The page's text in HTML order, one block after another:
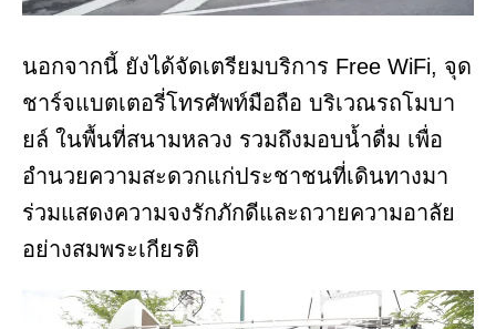
นอกจากนี้ ยังได้จัดเตรียมบริการ Free WiFi, จุด
ชาร์จแบตเตอรี่โทรศัพท์มือถือ บริเวณรถโมบา
ยล์ ในพื้นที่สนามหลวง รวมถึงมอบน้ำดื่ม เพื่อ
อำนวยความสะดวกแก่ประชาชนที่เดินทางมา
ร่วมแสดงความจงรักภักดีและถวายความอาลัย
อย่างสมพระเกียรติ